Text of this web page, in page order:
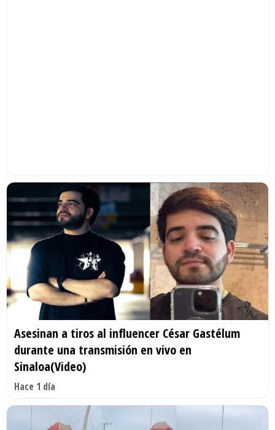
Asesinan a tiros al influencer César Gastélum
durante una transmisión en vivo en
Sinaloa(Video)
Hace 1 día